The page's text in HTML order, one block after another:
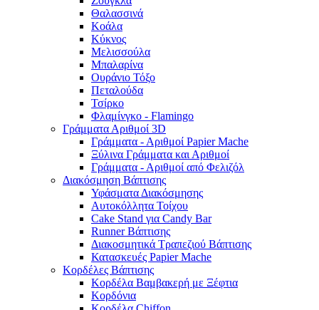
Θαλασσινά
Κοάλα
Κύκνος
Μελισσούλα
Μπαλαρίνα
Ουράνιο Τόξο
Πεταλούδα
Τσίρκο
Φλαμίνγκο - Flamingo
Γράμματα Αριθμοί 3D
Γράμματα - Αριθμοί Papier Mache
Ξύλινα Γράμματα και Αριθμοί
Γράμματα - Αριθμοί από Φελιζόλ
Διακόσμηση Βάπτισης
Υφάσματα Διακόσμησης
Αυτοκόλλητα Τοίχου
Cake Stand για Candy Bar
Runner Βάπτισης
Διακοσμητικά Τραπεζιού Βάπτισης
Κατασκευές Papier Mache
Κορδέλες Βάπτισης
Κορδέλα Βαμβακερή με Ξέφτια
Κορδόνια